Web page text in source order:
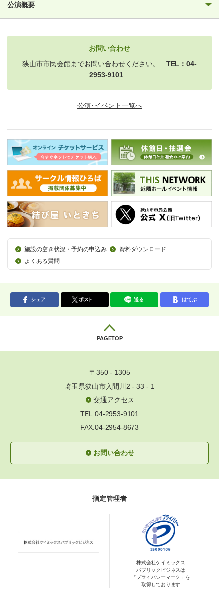
公演概要
お問い合わせ
狭山市市民会館までお問い合わせください。 TEL：04-
2953-9101
公演･イベント一覧へ
施設の空き状況・予約の申込み
資料ダウンロード
よくある質問
シェア ポスト 送る はてぶ
PAGETOP
〒350 - 1305
埼玉県狭山市入間川2 - 33 - 1
交通アクセス
TEL.04-2953-9101
FAX.04-2954-8673
お問い合わせ
指定管理者
株式会社ケイミックス
パブリックビジネスは
「プライバシーマーク」を
取得しております